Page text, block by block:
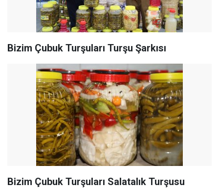
Bizim Çubuk Turşuları Turşu Şarkısı
Bizim Çubuk Turşuları Salatalık Turşusu